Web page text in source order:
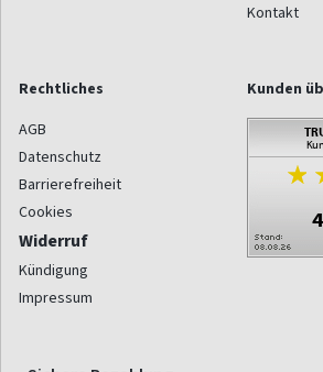
Kontakt
Rechtliches
AGB
Datenschutz
Barrierefreiheit
Cookies
Widerruf
Kündigung
Impressum
Kunden